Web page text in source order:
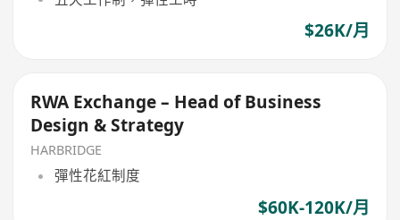
$26K/月
RWA Exchange – Head of Business
Design & Strategy
HARBRIDGE
彈性花紅制度
$60K-120K/月